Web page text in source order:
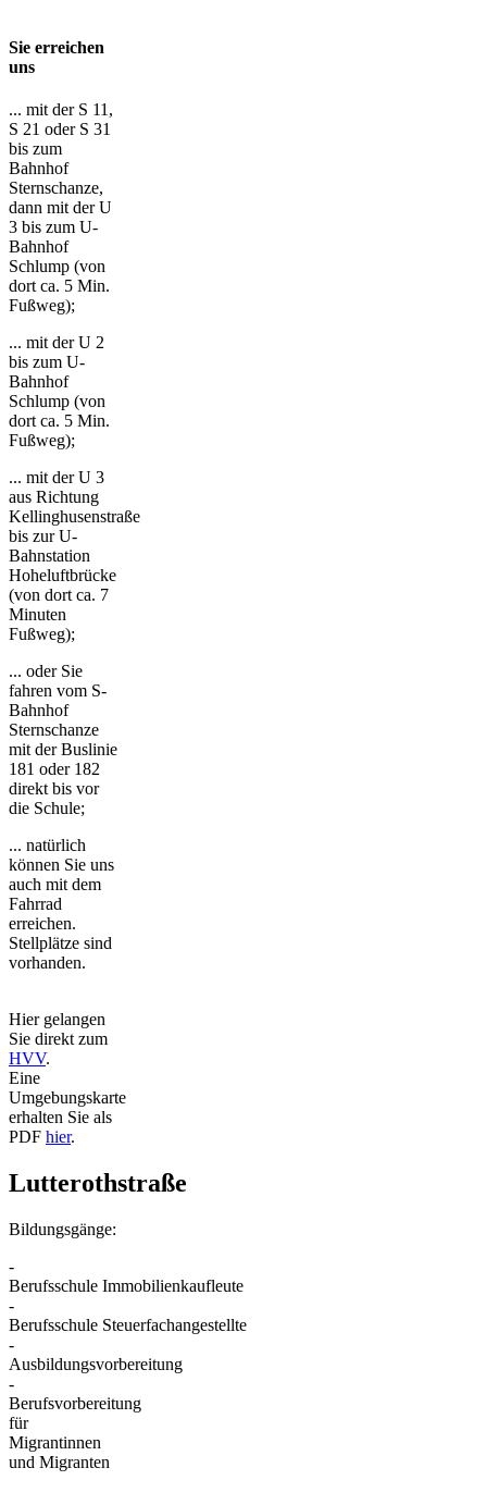
Sie erreichen
uns
... mit der S 11,
S 21 oder S 31
bis zum
Bahnhof
Sternschanze,
dann mit der U
3 bis zum U-
Bahnhof
Schlump (von
dort ca. 5 Min.
Fußweg);
... mit der U 2
bis zum U-
Bahnhof
Schlump (von
dort ca. 5 Min.
Fußweg);
... mit der U 3
aus Richtung
Kellinghusenstraße
bis zur U-
Bahnstation
Hoheluftbrücke
(von dort ca. 7
Minuten
Fußweg);
... oder Sie
fahren vom S-
Bahnhof
Sternschanze
mit der Buslinie
181 oder 182
direkt bis vor
die Schule;
... natürlich
können Sie uns
auch mit dem
Fahrrad
erreichen.
Stellplätze sind
vorhanden.
Hier gelangen
Sie direkt zum
HVV.
Eine
Umgebungskarte
erhalten Sie als
PDF hier.
Lutterothstraße
Bildungsgänge:
-
Berufsschule Immobilienkaufleute
-
Berufsschule Steuerfachangestellte
-
Ausbildungsvorbereitung
-
Berufsvorbereitung
für
Migrantinnen
und Migranten